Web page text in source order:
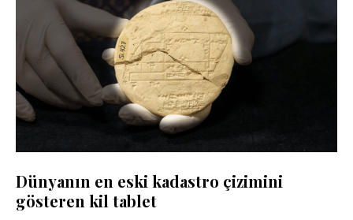
Dünyanın en eski kadastro çizimini
gösteren kil tablet